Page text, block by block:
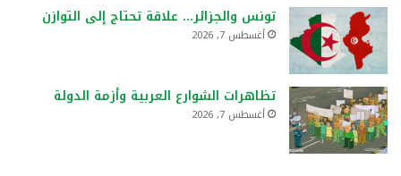
تونس والجزائر… علاقة تحتاج إلى التوازن
أغسطس 7, 2026
تظاهرات الشوارع العربية وأزمة الدولة
أغسطس 7, 2026